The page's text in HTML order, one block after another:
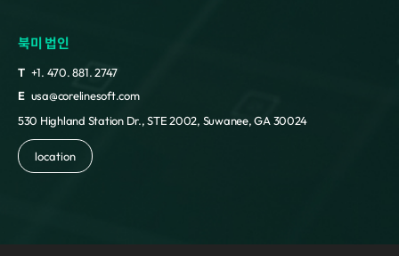
북미 법인
T +1. 470. 881. 2747
E usa@corelinesoft.com
530 Highland Station Dr., STE 2002, Suwanee, GA 30024
location